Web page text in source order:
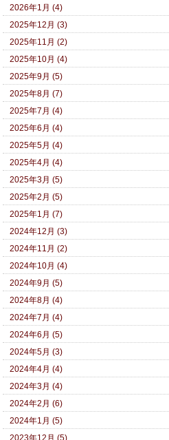
2026年1月 (4)
2025年12月 (3)
2025年11月 (2)
2025年10月 (4)
2025年9月 (5)
2025年8月 (7)
2025年7月 (4)
2025年6月 (4)
2025年5月 (4)
2025年4月 (4)
2025年3月 (5)
2025年2月 (5)
2025年1月 (7)
2024年12月 (3)
2024年11月 (2)
2024年10月 (4)
2024年9月 (5)
2024年8月 (4)
2024年7月 (4)
2024年6月 (5)
2024年5月 (3)
2024年4月 (4)
2024年3月 (4)
2024年2月 (6)
2024年1月 (5)
2023年12月 (5)